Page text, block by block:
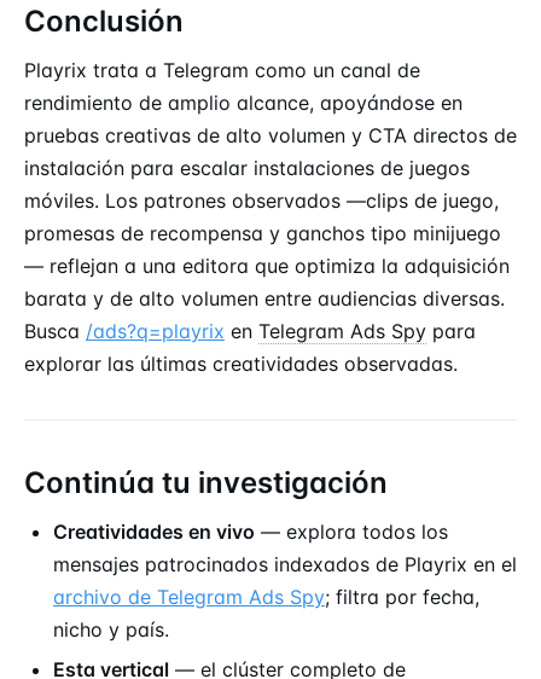
Conclusión
Playrix trata a Telegram como un canal de
rendimiento de amplio alcance, apoyándose en
pruebas creativas de alto volumen y CTA directos de
instalación para escalar instalaciones de juegos
móviles. Los patrones observados —clips de juego,
promesas de recompensa y ganchos tipo minijuego
— reflejan a una editora que optimiza la adquisición
barata y de alto volumen entre audiencias diversas.
Busca /ads?q=playrix en Telegram Ads Spy para
explorar las últimas creatividades observadas.
Continúa tu investigación
Creatividades en vivo — explora todos los
mensajes patrocinados indexados de Playrix en el
archivo de Telegram Ads Spy; filtra por fecha,
nicho y país.
Esta vertical — el clúster completo de